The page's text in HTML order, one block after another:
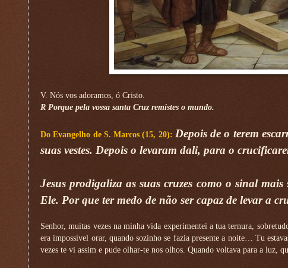
V. Nós vos adoramos, ó Cristo.
R Porque pela vossa santa Cruz remistes o mundo.
Do Evangelho de S. Marcos (15, 20): Depois de o terem
suas vestes. Depois o levaram dali, para o
Jesus prodigaliza as suas cruzes como o sinal
Ele. Por que ter medo de não ser capaz de levar a
Senhor, muitas vezes na minha vida experimentei a tua ternura,
era impossível orar, quando sozinho se fazia presente a noite… Tu
vezes te vi assim e pude olhar-te nos olhos. Quando voltava para a luz,